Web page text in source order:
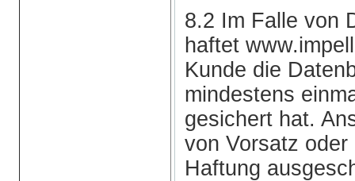
8.2 Im Falle von
haftet
Kunde die
mindestens
gesichert hat.
von Vorsatz
Haftung